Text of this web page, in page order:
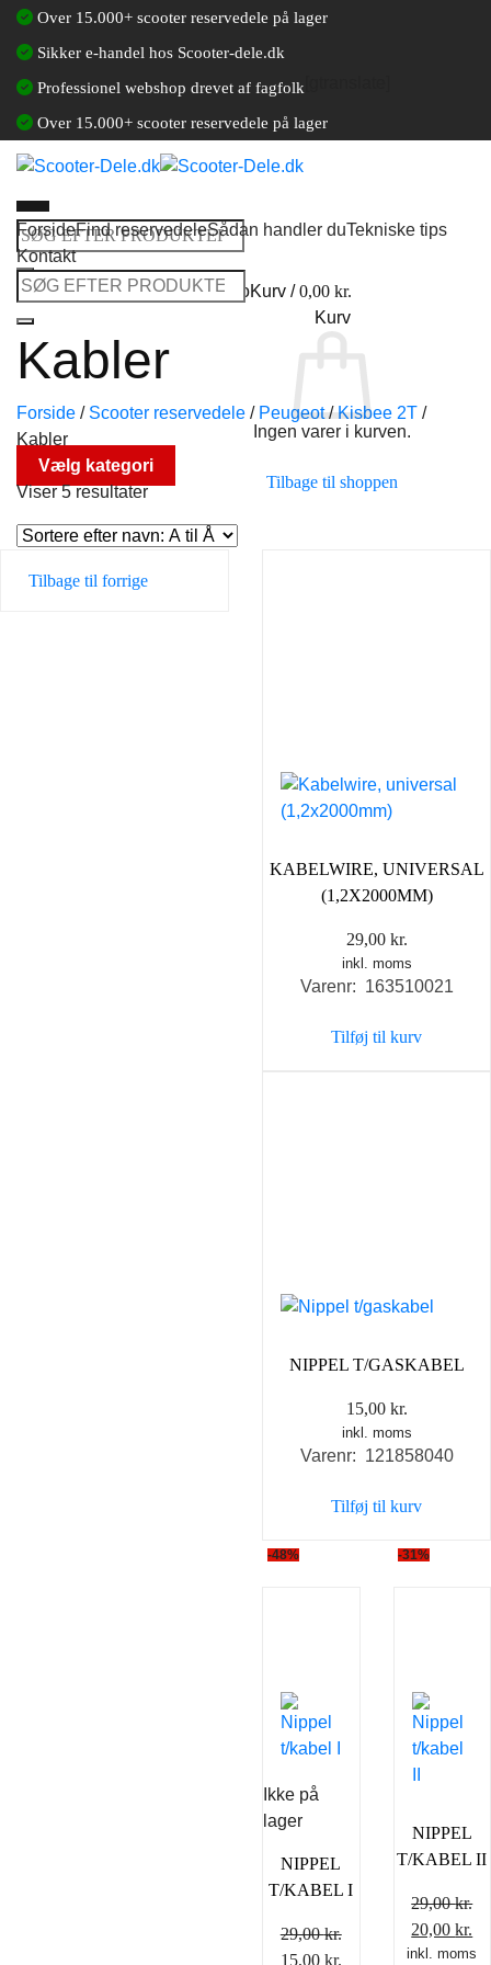
Fortsæt
indhold
Over 15.000+ scooter reservedele på lager
Sikker e-handel hos Scooter-dele.dk
Professionel webshop drevet af fagfolk
Over 15.000+ scooter reservedele på lager
Søg
efter:
Log ind / Opret en kundekontoKurv /0,00 kr.
Kurv
Ingen varer i kurven.
Tilbage til shoppen
ForsideFind reservedeleSådan handler duTekniske tips
Kontakt
Søg
efter:
Kabler
Forside / Scooter reservedele / Peugeot / Kisbee 2T /
Kabler
Vælg kategori
Viser 5 resultater
Tilbage til forrige
KABELWIRE, UNIVERSAL
(1,2X2000MM)
29,00 kr.
inkl. moms
Varenr: 163510021
Tilføj til kurv
NIPPEL T/GASKABEL
15,00 kr.
inkl. moms
Varenr: 121858040
Tilføj til kurv
-48%
Ikke på
lager
NIPPEL
T/KABEL I
29,00kr.
Den
15,00 kr.
-31%
NIPPEL
T/KABEL II
29,00kr.
Den
20,00kr.
inkl. moms